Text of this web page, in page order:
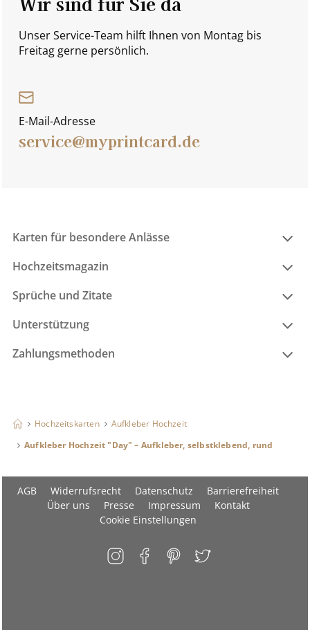
Unser Service-Team hilft Ihnen von Montag bis
Freitag gerne persönlich.
E-Mail-Adresse
service@myprintcard.de
Karten für besondere Anlässe
Hochzeitsmagazin
Sprüche und Zitate
Unterstützung
Zahlungsmethoden
Hochzeitskarten
Aufkleber Hochzeit
Aufkleber Hochzeit "Day" – Aufkleber, selbstklebend, rund
AGB Widerrufsrecht Datenschutz
Barrierefreiheit
Über uns
Presse Impressum
Kontakt
Cookie Einstellungen